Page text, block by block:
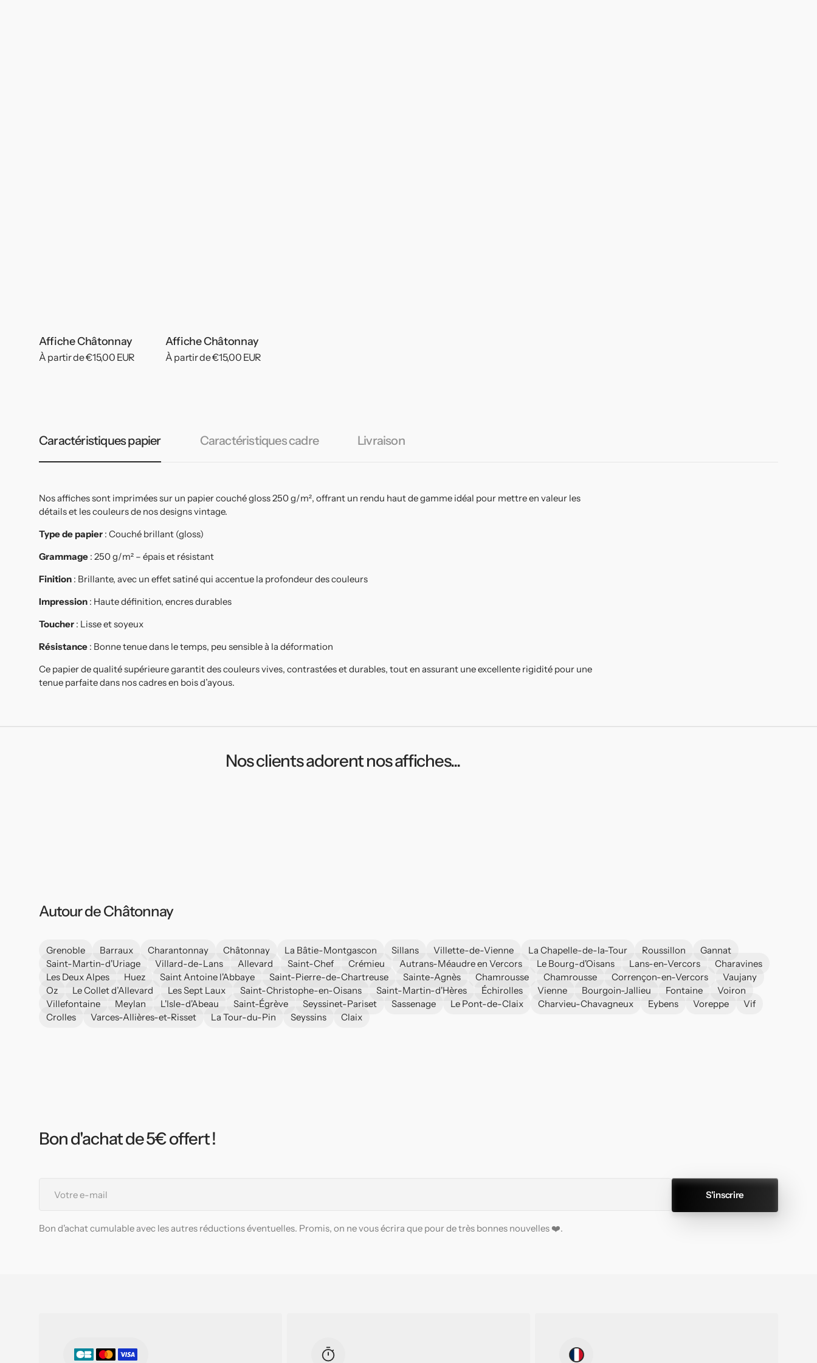
Affiche Châtonnay
Prix
À partir de €15,00 EUR
Affiche Châtonnay
Prix
À partir de €15,00 EUR
Caractéristiques papier Caractéristiques cadre Livraison
Nos affiches sont imprimées sur un papier couché gloss 250 g/m², offrant un rendu haut de gamme idéal pour mettre en valeur les
détails et les couleurs de nos designs vintage.
Type de papier : Couché brillant (gloss)
Grammage : 250 g/m² – épais et résistant
Finition : Brillante, avec un effet satiné qui accentue la profondeur des couleurs
Impression : Haute définition, encres durables
Toucher : Lisse et soyeux
Résistance : Bonne tenue dans le temps, peu sensible à la déformation
Ce papier de qualité supérieure garantit des couleurs vives, contrastées et durables, tout en assurant une excellente rigidité pour une
tenue parfaite dans nos cadres en bois d’ayous.
Nos clients adorent nos affiches...
Autour de Châtonnay
Grenoble Barraux Charantonnay Châtonnay La Bâtie-Montgascon Sillans Villette-de-Vienne La Chapelle-de-la-Tour Roussillon
Gannat
Saint-Martin-d'Uriage
Villard-de-Lans Allevard Saint-Chef Crémieu Autrans-Méaudre en Vercors Le Bourg-d'Oisans Lans-en-Vercors
Charavines
Les Deux Alpes
Huez Saint Antoine l'Abbaye Saint-Pierre-de-Chartreuse Sainte-Agnès Chamrousse Chamrousse Corrençon-en-Vercors
Vaujany
Oz
Le Collet d’Allevard Les Sept Laux Saint-Christophe-en-Oisans Saint-Martin-d'Hères Échirolles Vienne Bourgoin-Jallieu Fontaine
Voiron
Villefontaine
Meylan L'Isle-d'Abeau Saint-Égrève Seyssinet-Pariset Sassenage Le Pont-de-Claix Charvieu-Chavagneux Eybens Voreppe
Vif
Crolles
Varces-Allières-et-Risset La Tour-du-Pin Seyssins Claix
Bon d'achat de 5€ offert !
S'inscrire
Bon d'achat cumulable avec les autres réductions éventuelles. Promis, on ne vous écrira que pour de très bonnes nouvelles ❤️.